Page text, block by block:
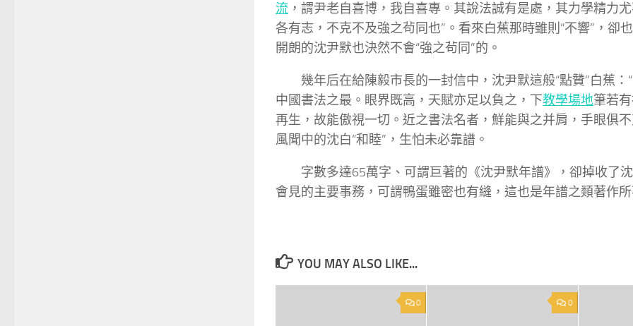
流 ，謂尹老自喜博，我自喜專。其說法誠有是處，其力學精力
各有志，不克不及強之茍同也”。看來白蕉那時雖則“不響”，卻
開朗的沈尹默也決然不會“強之茍同”的。
幾年后在給陳毅市長的一封信中，沈尹默這般“點贊”白蕉：
中國書法之最。眼界既高，天賦亦足以負之，下教學場地筆若
再生，故能傲視一切。近之書法名者，鮮能與之并肩，手眼俱
風聞中的沈白“和睦”，生怕未必靠譜。
字數多達65萬字、可謂巨著的《沈尹默年譜》，卻掉收了
會見的主要事務，可謂鴨蛋雖密也有縫，這也是年譜之類著作所
YOU MAY ALSO LIKE...
0 0